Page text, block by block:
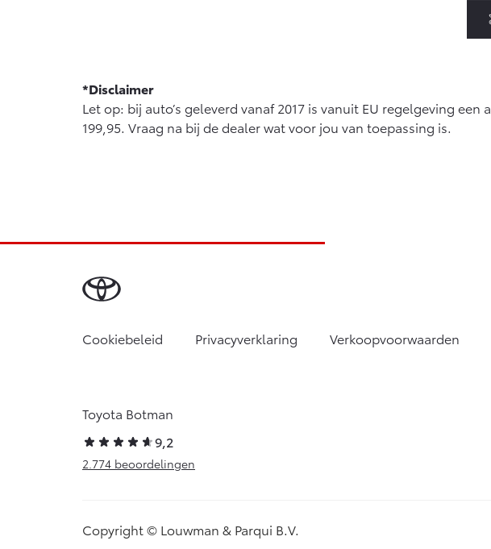
*Disclaimer
Let op: bij auto’s geleverd vanaf 2017 is vanuit EU regelgeving
199,95. Vraag na bij de dealer wat voor jou van toepassing is.
Cookiebeleid Privacyverklaring Verkoopvoorwaarden
Toyota Botman
9,2
2.774 beoordelingen
Copyright © Louwman & Parqui B.V.